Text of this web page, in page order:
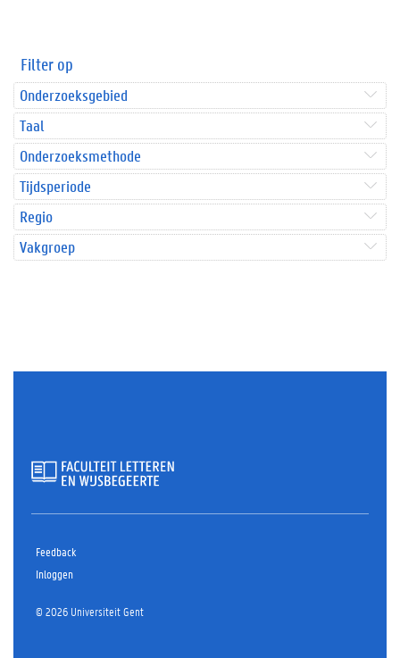
Filter op
Onderzoeksgebied
Taal
Onderzoeksmethode
Tijdsperiode
Regio
Vakgroep
Feedback
Inloggen
© 2026 Universiteit Gent